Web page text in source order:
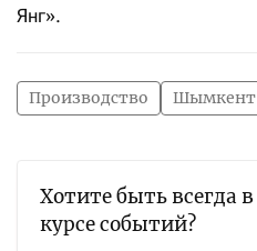
Янг».
Производство Шымкент
Хотите быть всегда в
курсе событий?